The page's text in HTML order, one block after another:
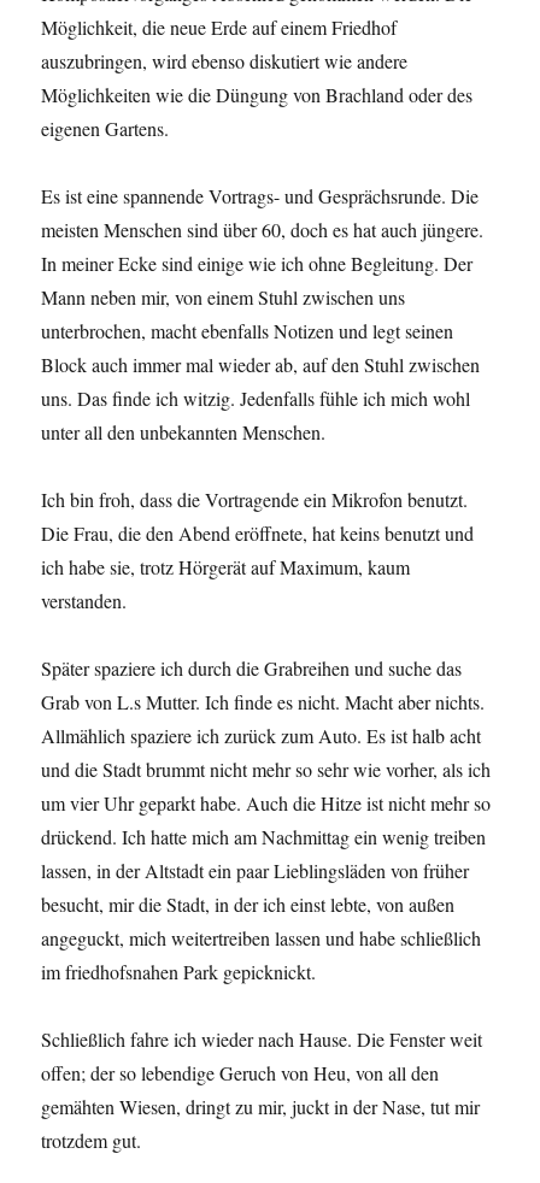
Möglichkeit, die neue Erde auf einem Friedhof
auszubringen, wird ebenso diskutiert wie andere
Möglichkeiten wie die Düngung von Brachland oder des
eigenen Gartens.
Es ist eine spannende Vortrags- und Gesprächsrunde. Die
meisten Menschen sind über 60, doch es hat auch jüngere.
In meiner Ecke sind einige wie ich ohne Begleitung. Der
Mann neben mir, von einem Stuhl zwischen uns
unterbrochen, macht ebenfalls Notizen und legt seinen
Block auch immer mal wieder ab, auf den Stuhl zwischen
uns. Das finde ich witzig. Jedenfalls fühle ich mich wohl
unter all den unbekannten Menschen.
Ich bin froh, dass die Vortragende ein Mikrofon benutzt.
Die Frau, die den Abend eröffnete, hat keins benutzt und
ich habe sie, trotz Hörgerät auf Maximum, kaum
verstanden.
Später spaziere ich durch die Grabreihen und suche das
Grab von L.s Mutter. Ich finde es nicht. Macht aber nichts.
Allmählich spaziere ich zurück zum Auto. Es ist halb acht
und die Stadt brummt nicht mehr so sehr wie vorher, als ich
um vier Uhr geparkt habe. Auch die Hitze ist nicht mehr so
drückend. Ich hatte mich am Nachmittag ein wenig treiben
lassen, in der Altstadt ein paar Lieblingsläden von früher
besucht, mir die Stadt, in der ich einst lebte, von außen
angeguckt, mich weitertreiben lassen und habe schließlich
im friedhofsnahen Park gepicknickt.
Schließlich fahre ich wieder nach Hause. Die Fenster weit
offen; der so lebendige Geruch von Heu, von all den
gemähten Wiesen, dringt zu mir, juckt in der Nase, tut mir
trotzdem gut.